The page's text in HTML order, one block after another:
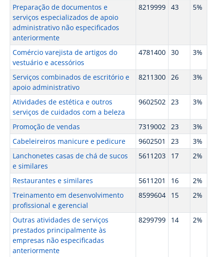
Preparação de documentos e
serviços especializados de apoio
administrativo não especificados
anteriormente
8219999 43 5%
Comércio varejista de artigos do
vestuário e acessórios
4781400 30 3%
Serviços combinados de escritório e
apoio administrativo
8211300 26 3%
Atividades de estética e outros
serviços de cuidados com a beleza
9602502 23 3%
Promoção de vendas 7319002 23
3%
Cabeleireiros manicure e pedicure
9602501 23
3%
Lanchonetes casas de chá de sucos
e similares
5611203 17 2%
Restaurantes e similares 5611201 16
2%
Treinamento em desenvolvimento
profissional e gerencial
8599604 15 2%
Outras atividades de serviços
prestados principalmente às
empresas não especificadas
anteriormente
8299799 14 2%